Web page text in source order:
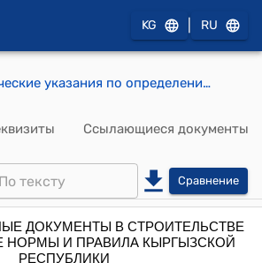
KG RU
Методические указания по определению величины сметной прибыли в строительстве (утвержден приказом Государственного агентства архитектуры, строительства и жилищно-коммунального хозяйства при Правительстве Кыргызской Республики от 18 мая 2016 года № 4-нпа)
Ссылающиеся документы
Сравнение